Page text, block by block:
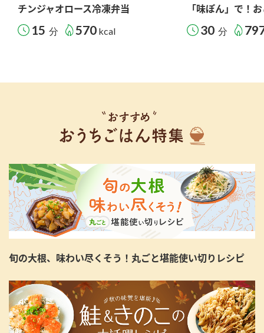
チンジャオロース冷凍弁当
15 分 570 kcal
「味ぽん」で！
30 分
旬の大根、味わい尽くそう！丸ごと堪能使い切りレシピ